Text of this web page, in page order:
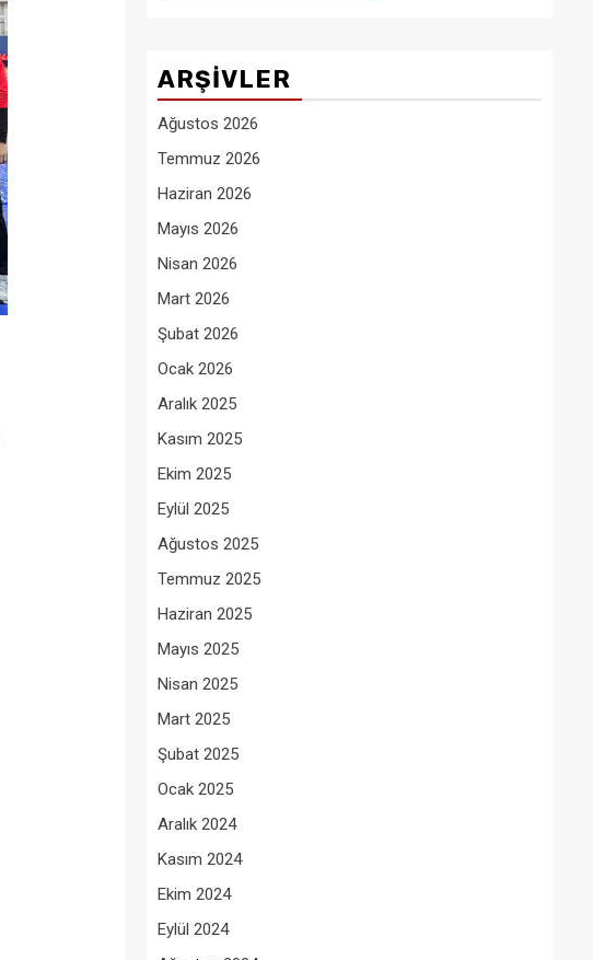
ARŞIVLER
Ağustos 2026
Temmuz 2026
Haziran 2026
Mayıs 2026
Nisan 2026
Mart 2026
Şubat 2026
Ocak 2026
Aralık 2025
Kasım 2025
Ekim 2025
Eylül 2025
Ağustos 2025
Temmuz 2025
Haziran 2025
Mayıs 2025
Nisan 2025
Mart 2025
Şubat 2025
Ocak 2025
Aralık 2024
Kasım 2024
Ekim 2024
Eylül 2024